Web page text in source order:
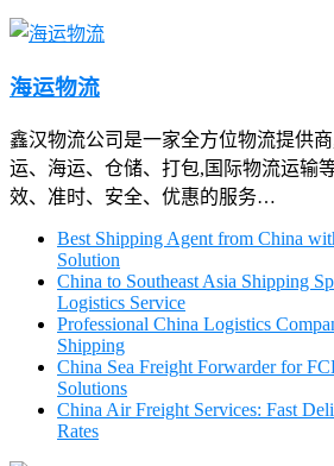
海运物流
鑫汉物流公司是一家全方位物流提供
运、海运、仓储、打包,国际物流运输
效、准时、安全、优惠的服务…
Best Shipping Agent from China
Solution
China to Southeast Asia Shipping
Logistics Service
Professional China Logistics
Shipping
China Sea Freight Forwarder for
Solutions
China Air Freight Services: Fast
Rates